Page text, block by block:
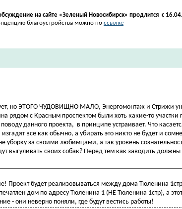
на сайте «Зеленый Новосибирск» продлится с
благоустройства можно по ссылке​
но ЭТОГО ЧУДОВИЩНО МАЛО, Энергомонтаж и Стрижи
рядом с Красным проспектом были хоть какие-то участки
данного проекта, в принципе устраивает. Что
все как обычно, а убирать это никто не будет и
уборку за своими любимцами, а так уровень
выгуливать своих собак? Перед тем как заводить должны
будет реализовываться между дома Тюленина
дом по адресу Тюленина 1 (НЕ Тюленина 1стр), а
- они неверно поняли, где будут вестись работы!